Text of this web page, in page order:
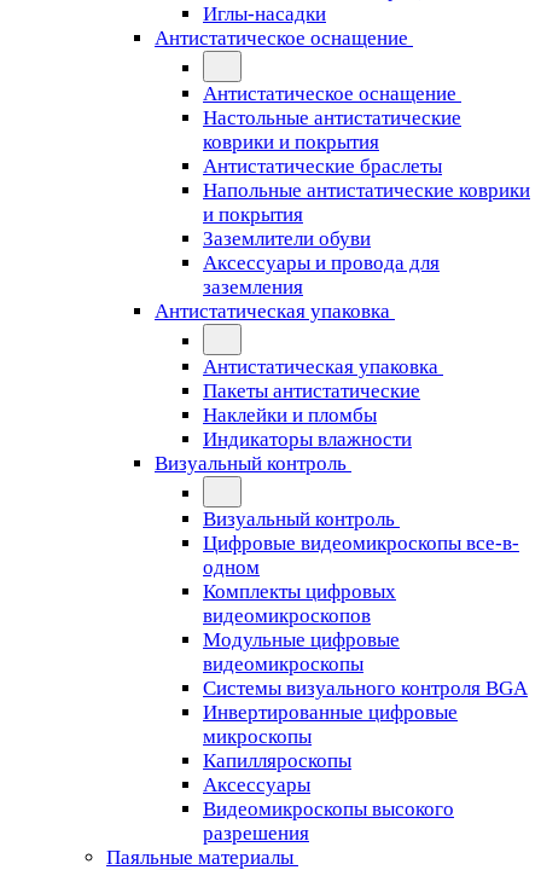
Иглы-насадки
Антистатическое оснащение
Антистатическое оснащение
Настольные антистатические
коврики и покрытия
Антистатические браслеты
Напольные антистатические коврики
и покрытия
Заземлители обуви
Аксессуары и провода для
заземления
Антистатическая упаковка
Антистатическая упаковка
Пакеты антистатические
Наклейки и пломбы
Индикаторы влажности
Визуальный контроль
Визуальный контроль
Цифровые видеомикроскопы все-в-
одном
Комплекты цифровых
видеомикроскопов
Модульные цифровые
видеомикроскопы
Cистемы визуального контроля BGA
Инвертированные цифровые
микроскопы
Капилляроскопы
Аксессуары
Видеомикроскопы высокого
разрешения
Паяльные материалы